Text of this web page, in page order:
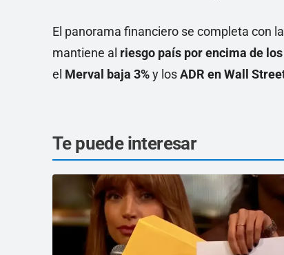
El panorama financiero se completa con la
mantiene al riesgo país por encima de
el Merval baja 3%y losADR en Wall
Te puede interesar